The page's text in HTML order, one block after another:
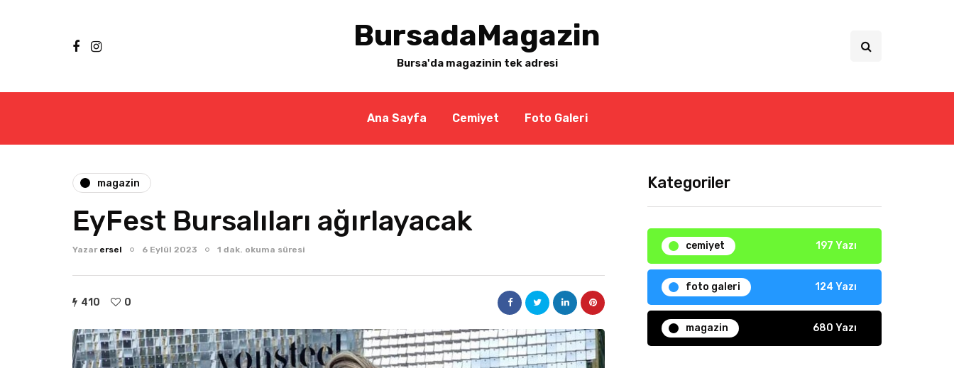
BursadaMagazin
Bursa'da magazinin tek adresi
Ana Sayfa Cemiyet Foto Galeri
magazin
EyFest Bursalıları ağırlayacak
Yazar ersel 6 Eylül 2023 1 dak. okuma süresi
410 0
Kategoriler
cemiyet 197 Yazı
foto galeri 124 Yazı
magazin 680 Yazı